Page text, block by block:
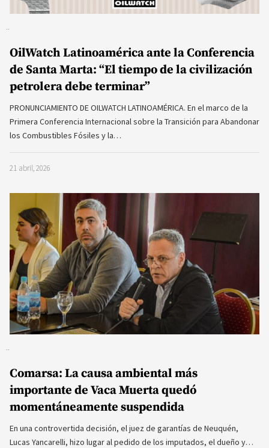
OilWatch Latinoamérica ante la Conferencia
de Santa Marta: “El tiempo de la civilización
petrolera debe terminar”
PRONUNCIAMIENTO DE OILWATCH LATINOAMÉRICA. En el marco de la
Primera Conferencia Internacional sobre la Transición para Abandonar
los Combustibles Fósiles y la…
21 abril, 2026
Comarsa: La causa ambiental más
importante de Vaca Muerta quedó
momentáneamente suspendida
En una controvertida decisión, el juez de garantías de Neuquén,
Lucas Yancarelli, hizo lugar al pedido de los imputados, el dueño y…